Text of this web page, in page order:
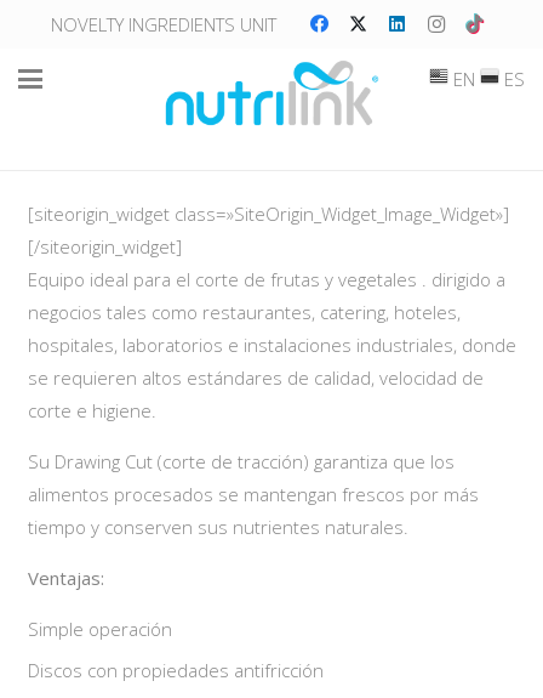
NOVELTY INGREDIENTS UNIT
EN ES
[siteorigin_widget class=»SiteOrigin_Widget_Image_Widget»]
[/siteorigin_widget]
Equipo ideal para el corte de frutas y vegetales . dirigido a
negocios tales como restaurantes, catering, hoteles,
hospitales, laboratorios e instalaciones industriales, donde
se requieren altos estándares de calidad, velocidad de
corte e higiene.
Su Drawing Cut (corte de tracción) garantiza que los
alimentos procesados se mantengan frescos por más
tiempo y conserven sus nutrientes naturales.
Ventajas:
Simple operación
Discos con propiedades antifricción